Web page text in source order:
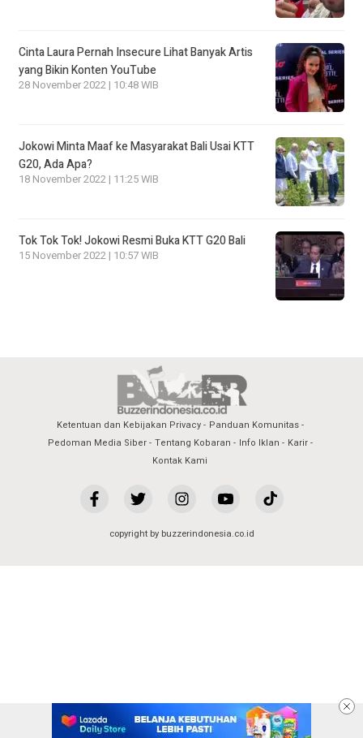
Cinta Laura Pernah Insecure Lihat Banyak Artis
yang Bikin Konten YouTube
28 November 2022 | 10:48 WIB
Jokowi Minta Maaf ke Masyarakat Bali Usai KTT
G20, Ada Apa?
18 November 2022 | 11:25 WIB
Tok Tok Tok! Jokowi Resmi Buka KTT G20 Bali
15 November 2022 | 10:57 WIB
Ketentuan dan Kebijakan Privacy
Panduan Komunitas
Pedoman Media Siber
Tentang Kobaran Info Iklan
Karir
Kontak Kami
copyright by buzzerindonesia.co.id